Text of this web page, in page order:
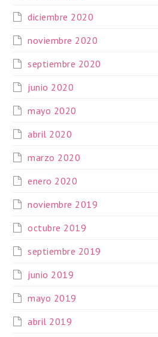
diciembre 2020
noviembre 2020
septiembre 2020
junio 2020
mayo 2020
abril 2020
marzo 2020
enero 2020
noviembre 2019
octubre 2019
septiembre 2019
junio 2019
mayo 2019
abril 2019